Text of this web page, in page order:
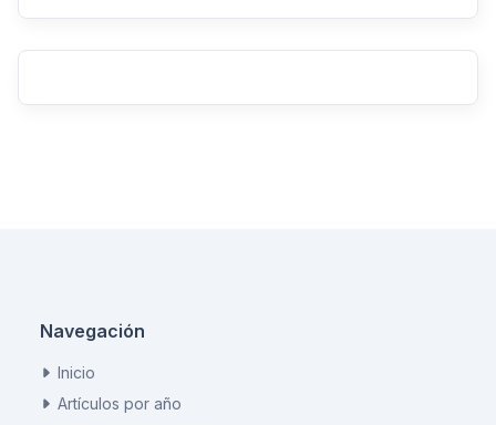
Navegación
Inicio
Artículos por año